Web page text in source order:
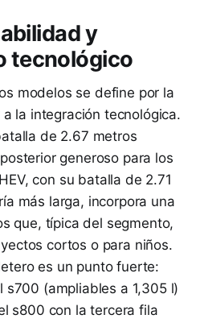
y
tecnológico
modelos se define por la
la integración tecnológica.
de 2.67 metros
generoso para los
con su batalla de 2.71
más larga, incorpora una
que, típica del segmento,
cortos o para niños.
es un punto fuerte:
(ampliables a 1,305 l)
s800 con la tercera fila